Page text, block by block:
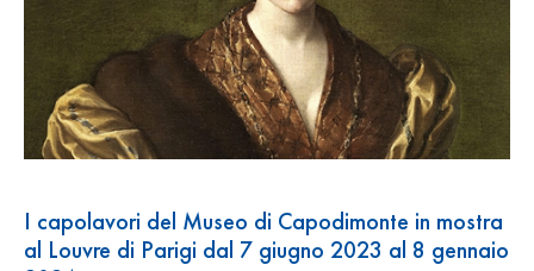
I capolavori del Museo di Capodimonte in mostra
al Louvre di Parigi dal 7 giugno 2023 al 8 gennaio